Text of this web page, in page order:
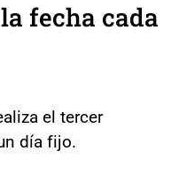
fecha cada
el tercer
día fijo.